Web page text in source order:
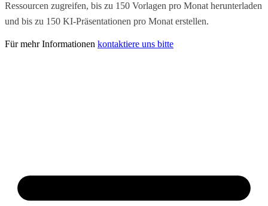
Ressourcen zugreifen, bis zu 150 Vorlagen pro Monat herunterladen
und bis zu 150 KI-Präsentationen pro Monat erstellen.
Für mehr Informationen kontaktiere uns bitte